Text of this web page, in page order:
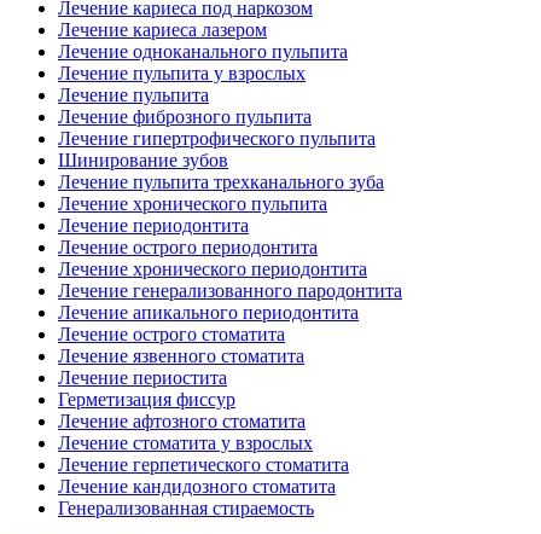
Лечение кариеса под наркозом
Лечение кариеса лазером
Лечение одноканального пульпита
Лечение пульпита у взрослых
Лечение пульпита
Лечение фиброзного пульпита
Лечение гипертрофического пульпита
Шинирование зубов
Лечение пульпита трехканального зуба
Лечение хронического пульпита
Лечение периодонтита
Лечение острого периодонтита
Лечение хронического периодонтита
Лечение генерализованного пародонтита
Лечение апикального периодонтита
Лечение острого стоматита
Лечение язвенного стоматита
Лечение периостита
Герметизация фиссур
Лечение афтозного стоматита
Лечение стоматита у взрослых
Лечение герпетического стоматита
Лечение кандидозного стоматита
Генерализованная стираемость